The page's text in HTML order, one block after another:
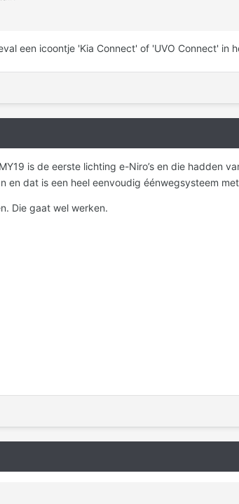
een icoontje 'Kia Connect' of 'UVO Connect' in
is de eerste lichting e-Niro’s en die hadden
en dat is een heel eenvoudig éénwegsysteem
Die gaat wel werken.